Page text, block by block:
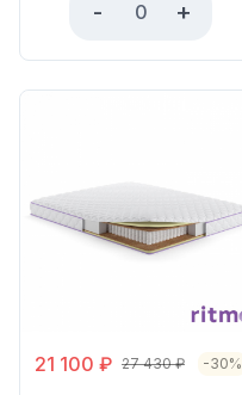
- +
21 100 ₽ 27 430₽ -30%